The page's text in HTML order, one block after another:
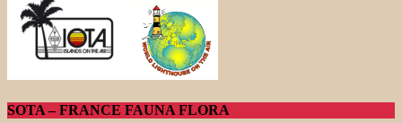
SOTA – FRANCE FAUNA FLORA